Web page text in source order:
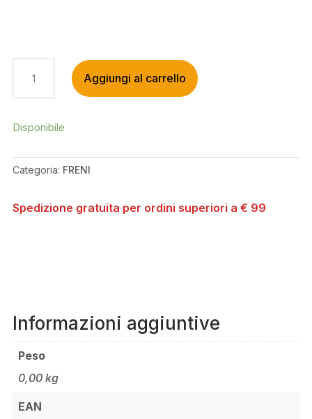
TECH
4
BLADE
QUANTITÀ
Aggiungi al carrello
Disponibile
Categoria: FRENI
Spedizione gratuita per ordini superiori a € 99
Informazioni aggiuntive
Peso
0,00 kg
EAN